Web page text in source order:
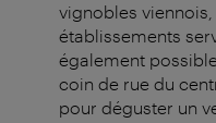
vignobles
établissements
également
coin de rue du
pour déguster un